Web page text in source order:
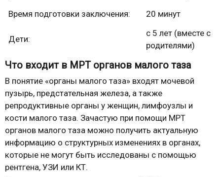
Время подготовки заключения:
20 минут
Дети:
с 5 лет (вместе с
родителями)
Что входит в МРТ органов малого таза
В понятие «органы малого таза» входят мочевой
пузырь, предстательная железа, а также
репродуктивные органы у женщин, лимфоузлы и
кости малого таза. Зачастую при помощи МРТ
органов малого таза можно получить актуальную
информацию о структурных изменениях в органах,
которые не могут быть исследованы с помощью
рентгена, УЗИ или КТ.